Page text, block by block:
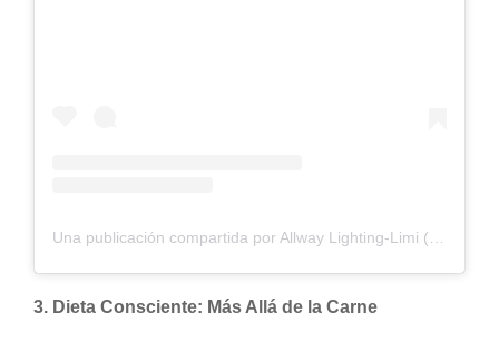
Una publicación compartida por Allway Lighting-Limi (@lightinglimi)
3. Dieta Consciente: Más Allá de la Carne